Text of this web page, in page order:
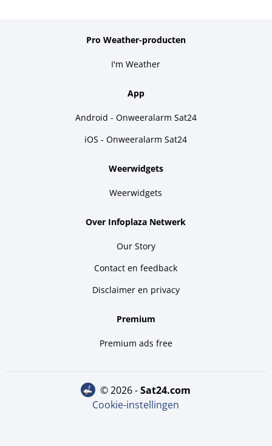
Pro Weather-producten
I'm Weather
App
Android - Onweeralarm Sat24
iOS - Onweeralarm Sat24
Weerwidgets
Weerwidgets
Over Infoplaza Netwerk
Our Story
Contact en feedback
Disclaimer en privacy
Premium
Premium ads free
© 2026 - sat24.com
Cookie-instellingen